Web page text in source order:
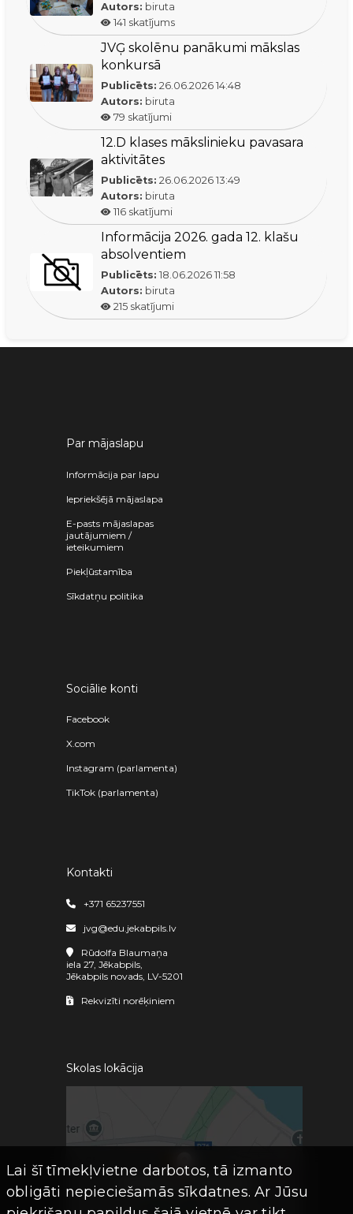
Autors: biruta
141 skatījums
JVĢ skolēnu panākumi mākslas
konkursā
Publicēts: 26.06.2026 14:48
Autors: biruta
79 skatījumi
12.D klases mākslinieku pavasara
aktivitātes
Publicēts: 26.06.2026 13:49
Autors: biruta
116 skatījumi
Informācija 2026. gada 12. klašu
absolventiem
Publicēts: 18.06.2026 11:58
Autors: biruta
215 skatījumi
Par mājaslapu
Informācija par lapu
Iepriekšējā mājaslapa
E-pasts mājaslapas
jautājumiem /
ieteikumiem
Piekļūstamība
Sīkdatņu politika
Sociālie konti
Facebook
X.com
Instagram (parlamenta)
TikTok (parlamenta)
Kontakti
+371 65237551
jvg@edu.jekabpils.lv
Rūdolfa Blaumaņa
iela 27, Jēkabpils,
Jēkabpils novads, LV-5201
Rekvizīti norēķiniem
Skolas lokācija
Lai šī tīmekļvietne darbotos, tā izmanto
obligāti nepieciešamās sīkdatnes. Ar Jūsu